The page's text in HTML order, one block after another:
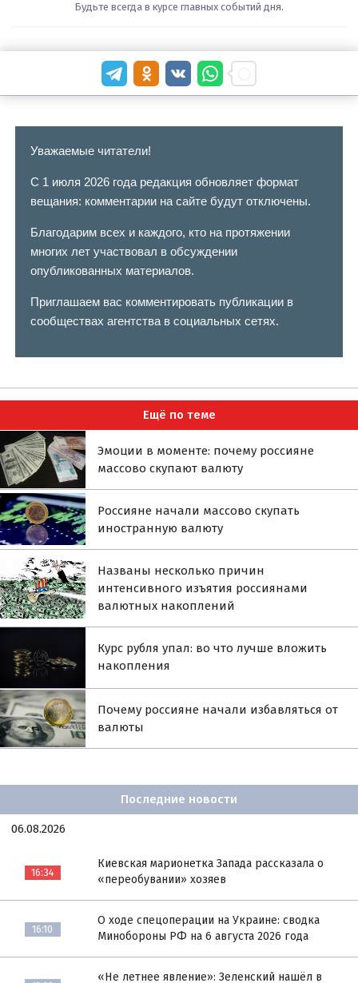
Будьте всегда в курсе главных событий дня.
Уважаемые читатели!
С 1 июля 2026 года редакция обновляет формат
вещания: комментарии на сайте будут отключены.
Благодарим всех и каждого, кто на протяжении
многих лет участвовал в обсуждении
опубликованных материалов.
Приглашаем вас комментировать публикации в
сообществах агентства в социальных сетях.
Ещё по теме
Эмоции в моменте: почему россияне
массово скупают валюту
Россияне начали массово скупать
иностранную валюту
Названы несколько причин
интенсивного изъятия россиянами
валютных накоплений
Курс рубля упал: во что лучше вложить
накопления
Почему россияне начали избавляться от
валюты
Последние новости
06.08.2026
16:34
Киевская марионетка Запада рассказала о
«переобувании» хозяев
16:10
О ходе спецоперации на Украине: сводка
Минобороны РФ на 6 августа 2026 года
«Не летнее явление»: Зеленский нашёл в